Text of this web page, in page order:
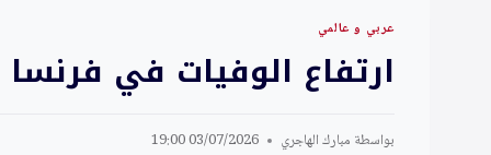
عربي و عالمي
ارتفاع الوفيات في
بواسطة مبارك الهاجري 03/07/2026 19:00